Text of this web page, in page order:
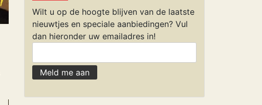
volume
of
Wilt u op de hoogte blijven van de laatste
nieuwtjes en speciale aanbiedingen? Vul
dan hieronder uw emailadres in!